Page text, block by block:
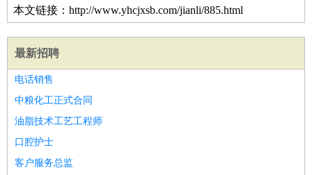
本文链接：http://www.yhcjxsb.com/jianli/885.html
最新招聘
电话销售
中粮化工正式合同
油脂技术工艺工程师
口腔护士
客户服务总监